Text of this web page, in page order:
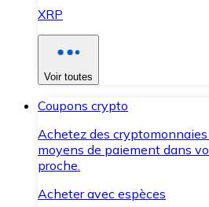
XRP
Voir toutes
Coupons crypto
Achetez des
moyens de paiement dans
proche.
Acheter avec espèces